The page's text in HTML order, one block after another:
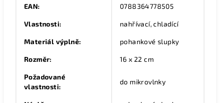
EAN: 0788364778505
Vlastnosti: nahřívací, chladící
Materiál výplně: pohankové slupky
Rozměr: 16 x 22 cm
Požadované
vlastnosti:
do mikrovlnky